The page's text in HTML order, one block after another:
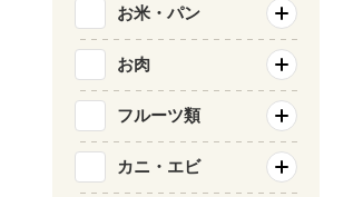
お米・パン
お肉
フルーツ類
カニ・エビ